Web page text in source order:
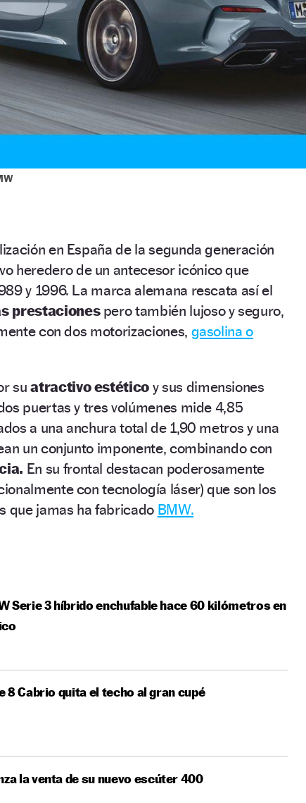
en España de la segunda generación
heredero de un antecesor icónico que
y 1996. La marca alemana rescata así el
prestacionespero también lujoso y seguro,
con dos motorizaciones, gasolina o
suatractivo estético y sus dimensiones
puertas y tres volúmenes mide 4,85
a una anchura total de 1,90 metros y una
un conjunto imponente, combinando con
En su frontal destacan poderosamente
con tecnología láser) que son los
que jamas ha fabricado BMW.
Serie 3 híbrido enchufable hace 60 kilómetros en
8 Cabrio quita el techo al gran cupé
la venta de su nuevo escúter 400